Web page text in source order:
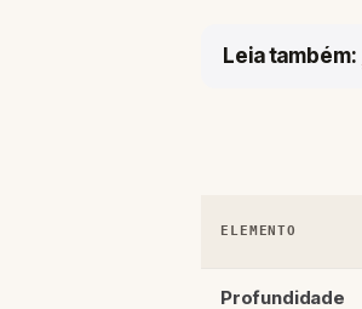
Leia também:
ELEMENTO
Profundidade